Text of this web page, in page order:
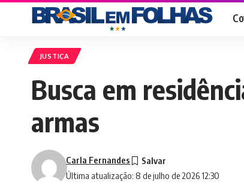
JUSTIÇA
Busca em
armas
Última atualização: 8 de julho de 2026 12:30
Carla Fernandes